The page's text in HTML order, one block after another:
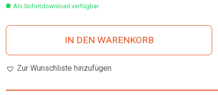
Als Sofortdownload verfügbar
IN DEN WARENKORB
Zur Wunschliste hinzufügen